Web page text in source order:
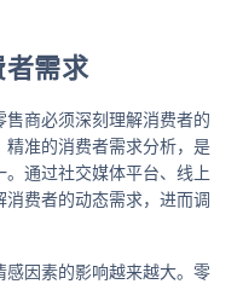
需求
商必须深刻理解消费者的
准的消费者需求分析，是
通过社交媒体平台、线上
费者的动态需求，进而调
因素的影响越来越大。零